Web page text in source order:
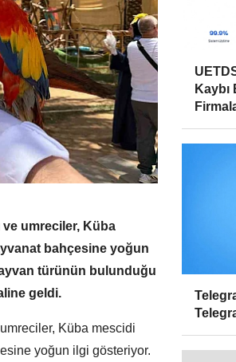
ve umreciler, Küba
bahçesine yoğun
türünün bulunduğu
geldi.
Küba mescidi
yoğun ilgi gösteriyor.
Kaybı